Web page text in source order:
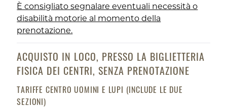
È consigliato segnalare eventuali necessità o
disabilità motorie al momento della
prenotazione.
ACQUISTO IN LOCO, PRESSO LA BIGLIETTERIA
FISICA DEI CENTRI, SENZA PRENOTAZIONE​​
TARIFFE CENTRO UOMINI E LUPI (INCLUDE LE DUE
SEZIONI)